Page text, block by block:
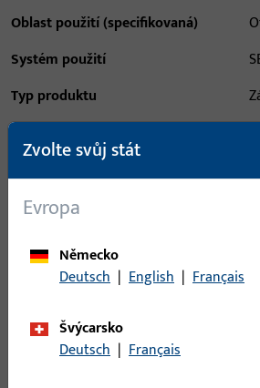
Oblast použití (specifikovaná)
Systém použití
Typ produktu
Balení
Pro získání informací o ceně nebo
Zvolte svůj stát
Evropa
Německo
Deutsch | English | Français
Švýcarsko
Deutsch | Français